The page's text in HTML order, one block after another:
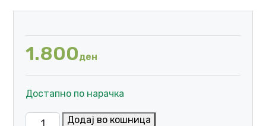
1.800ден
Достапно по нарачка
MICROLIFE АПАРАТ ЗА МЕРЕЊЕ НА КРВЕН
Додај во кошница